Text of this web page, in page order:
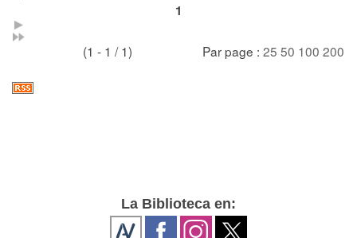
1
(1 - 1 / 1) Par page : 25 50 100 200
La Biblioteca en: